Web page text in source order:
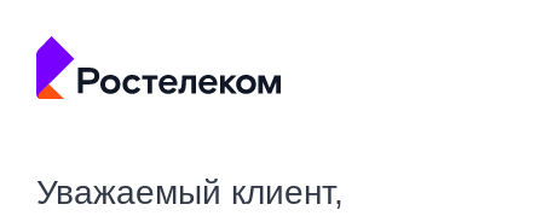
Уважаемый клиент,